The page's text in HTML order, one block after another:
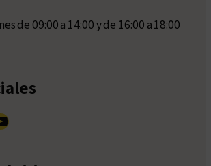
de 09:00 a 14:00 y de 16:00 a 18:00